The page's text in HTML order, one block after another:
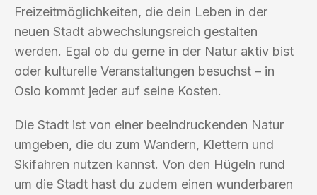
Freizeitmöglichkeiten, die dein Leben in der
neuen Stadt abwechslungsreich gestalten
werden. Egal ob du gerne in der Natur aktiv bist
oder kulturelle Veranstaltungen besuchst – in
Oslo kommt jeder auf seine Kosten.
Die Stadt ist von einer beeindruckenden Natur
umgeben, die du zum Wandern, Klettern und
Skifahren nutzen kannst. Von den Hügeln rund
um die Stadt hast du zudem einen wunderbaren